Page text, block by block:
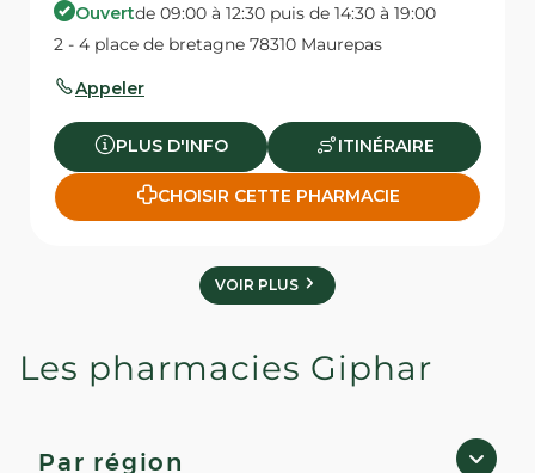
Ouvertde 09:00 à 12:30 puis de 14:30 à 19:00
2 - 4 place de bretagne 78310 Maurepas
Appeler
PLUS D'INFO ITINÉRAIRE
CHOISIR CETTE PHARMACIE
VOIR PLUS
Les pharmacies Giphar
Par région